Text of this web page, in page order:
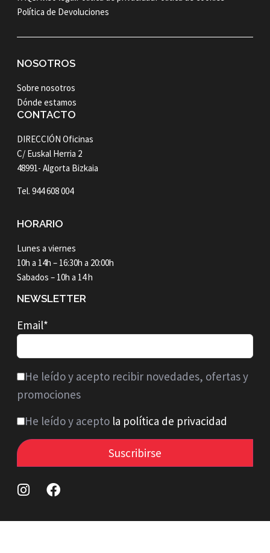
Política de Devoluciones
NOSOTROS
Sobre nosotros
Dónde estamos
CONTACTO
DIRECCIÓN Oficinas
C/ Euskal Herria 2
48991- Algorta Bizkaia
Tel. 944 608 004
HORARIO
Lunes a viernes
10h a 14h – 16:30h a 20:00h
Sabados – 10h a 14 h
NEWSLETTER
Email*
He leído y acepto recibir novedades, ofertas y
promociones
He leído y acepto la política de privacidad